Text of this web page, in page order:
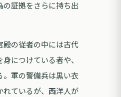
の証拠をさらに持ち出
殿の従者の中には古代
につけている者や、
。軍の警備兵は黒い衣
れているが、西洋人が